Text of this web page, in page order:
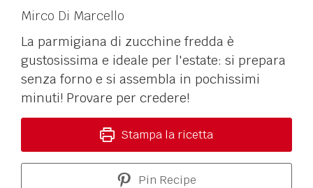
Mirco Di Marcello
La parmigiana di zucchine fredda è
gustosissima e ideale per l'estate: si prepara
senza forno e si assembla in pochissimi
minuti! Provare per credere!
Stampa la ricetta
Pin Recipe